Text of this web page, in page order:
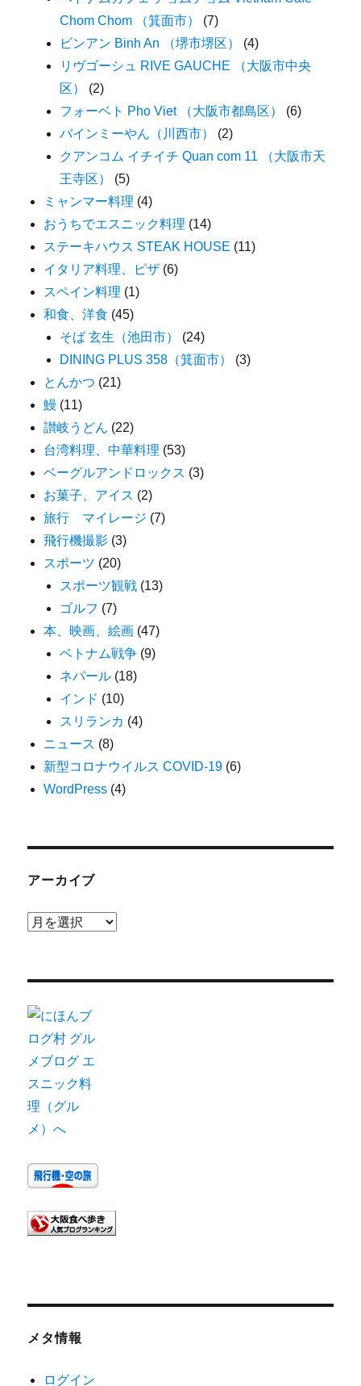
Chom Chom （箕面市）
(7)
ビンアン Binh An （堺市堺区）
(4)
リヴゴーシュ RIVE GAUCHE （大阪市中央
区）
(2)
フォーベト Pho Viet （大阪市都島区）
(6)
バインミーやん（川西市）
(2)
クアンコム イチイチ Quan com 11 （大阪市天
王寺区）
(5)
ミャンマー料理 (4)
おうちでエスニック料理 (14)
ステーキハウス STEAK HOUSE (11)
イタリア料理、ピザ (6)
スペイン料理 (1)
和食、洋食 (45)
そば 玄生（池田市）
(24)
DINING PLUS 358（箕面市）
(3)
とんかつ (21)
鰻 (11)
讃岐うどん (22)
台湾料理、中華料理 (53)
ベーグルアンドロックス (3)
お菓子、アイス (2)
旅行 マイレージ (7)
飛行機撮影 (3)
スポーツ (20)
スポーツ観戦 (13)
ゴルフ (7)
本、映画、絵画 (47)
ベトナム戦争 (9)
ネパール (18)
インド (10)
スリランカ (4)
ニュース (8)
新型コロナウイルス COVID-19 (6)
WordPress (4)
アーカイブ
ア
ブ
メタ情報
ログイン